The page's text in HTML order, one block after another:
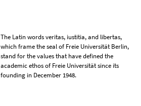
The Latin words veritas, iustitia, and libertas,
which frame the seal of Freie Universität Berlin,
stand for the values that have defined the
academic ethos of Freie Universität since its
founding in December 1948.